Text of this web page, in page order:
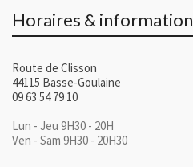
Horaires & information
Route de Clisson
44115 Basse-Goulaine
09 63 54 79 10
Lun - Jeu 9H30 - 20H
Ven - Sam 9H30 - 20H30